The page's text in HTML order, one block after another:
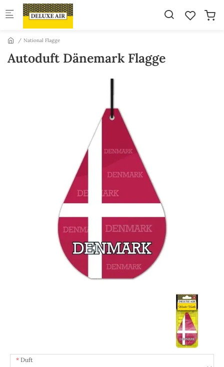
Skip to main content
National Flagge
Autoduft Dänemark Flagge
Duft